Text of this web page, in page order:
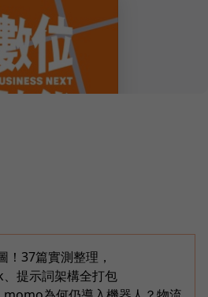
37篇實測整理，
提示詞架構全打包